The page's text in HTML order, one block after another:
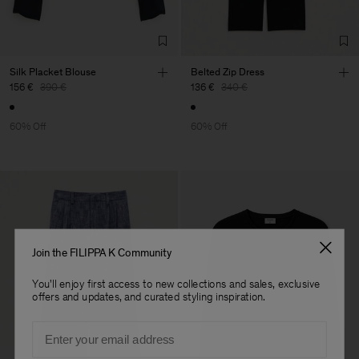
Silk Placket Blouse
156 € 390 €
60% Off
Belted Zip Dress
136 € 340 €
60% Off
Join the FILIPPA K Community
You'll enjoy first access to new collections and sales, exclusive
offers and updates, and curated styling inspiration.